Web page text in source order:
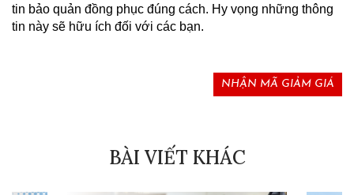
tin bảo quản đồng phục đúng cách. Hy vọng những thông
tin này sẽ hữu ích đối với các bạn.
NHẬN MÃ GIẢM GIÁ
BÀI VIẾT KHÁC